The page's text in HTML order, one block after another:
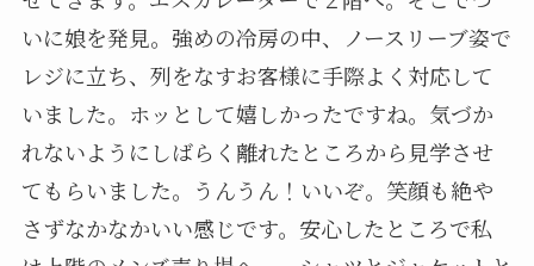
いに娘を発見。強めの冷房の中、ノースリーブ姿で
レジに立ち、列をなすお客様に手際よく対応して
いました。ホッとして嬉しかったですね。気づか
れないようにしばらく離れたところから見学させ
てもらいました。うんうん！いいぞ。笑顔も絶や
さずなかなかいい感じです。安心したところで私